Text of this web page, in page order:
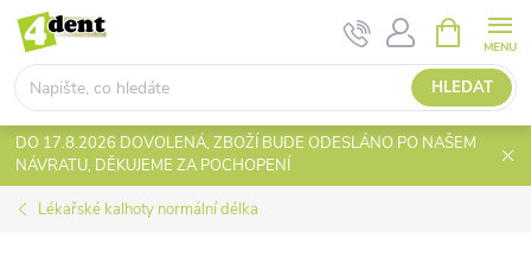
Přejít
obsah
HLEDAT
NÁKUPNÍ
KOŠÍK
DO 17.8.2026 DOVOLENÁ, ZBOŽÍ BUDE ODESLÁNO PO NAŠEM
NÁVRATU, DĚKUJEME ZA POCHOPENÍ
Lékařské kalhoty normální délka